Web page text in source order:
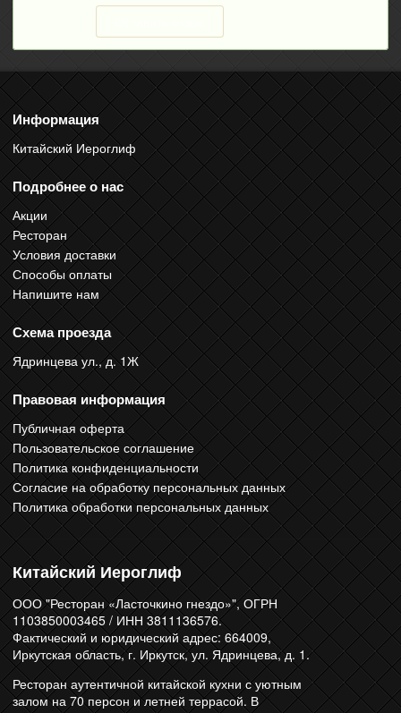
Информация
Китайский Иероглиф
Подробнее о нас
Акции
Ресторан
Условия доставки
Способы оплаты
Напишите нам
Схема проезда
Ядринцева ул., д. 1Ж
Правовая информация
Публичная оферта
Пользовательское соглашение
Политика конфиденциальности
Согласие на обработку персональных данных
Политика обработки персональных данных
Китайский Иероглиф
ООО "Ресторан «Ласточкино гнездо»", ОГРН
1103850003465 / ИНН 3811136576.
Фактический и юридический адрес: 664009,
Иркутская область, г. Иркутск, ул. Ядринцева, д. 1.
Ресторан аутентичной китайской кухни с уютным
залом на 70 персон и летней террасой. В